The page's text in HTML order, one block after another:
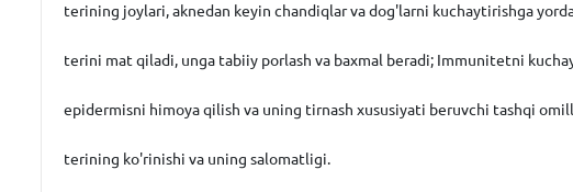
terining joylari, aknedan keyin chandiqlar va dog'larni kuchaytirishga
terini mat qiladi, unga tabiiy porlash va baxmal beradi; Immunitetni
epidermisni himoya qilish va uning tirnash xususiyati beruvchi tashqi
terining ko'rinishi va uning salomatligi.